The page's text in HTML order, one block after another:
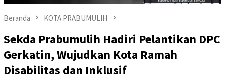
Beranda KOTA PRABUMULIH
Sekda Prabumulih Hadiri Pelantikan DPC
Gerkatin, Wujudkan Kota Ramah
Disabilitas dan Inklusif